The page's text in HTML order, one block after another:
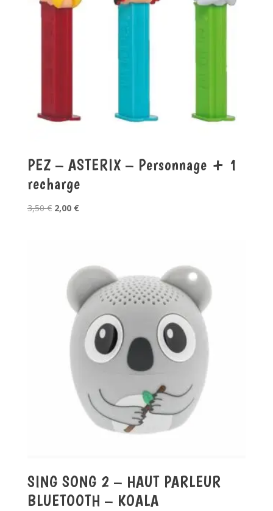
PEZ – ASTERIX – Personnage + 1
recharge
3,50€ Le
2,00 €Le
2,00 €.
SING SONG 2 – HAUT PARLEUR
BLUETOOTH – KOALA